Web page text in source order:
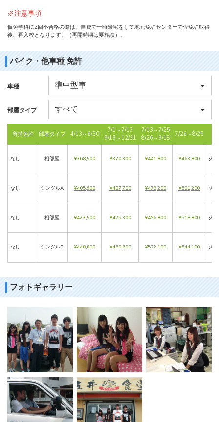
※注意事項
仮免学科に2回不合格の際は、自費で一時帰宅をして地元免許センターで仮免許取得
後、再入校となります。（再開時期は要相談）。
バイク・他車種 免許
車種
部屋タイプ
所持免許 部屋タイプ 4/13～6/30
7/1～7/12
9/19～12/31
7/13～7/25
8/26～9/18
7/26～8/25
なし 相部屋 ¥368,500 ¥370,300 ¥441,800 ¥463,800 火
なし シングルA ¥405,900 ¥407,700 ¥479,200 ¥501,200 火
なし 相部屋 ¥423,500 ¥425,300 ¥496,800 ¥518,800 火
なし シングルB ¥448,800 ¥450,600 ¥522,100 ¥544,100 火
フォトギャラリー